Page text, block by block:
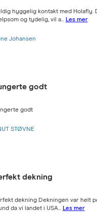
hyggelig kontakt med Holafly.
og tydelig, vil a... Les mer
Johansen
godt
godt
STØVNE
dekning
dekning Dekningen var helt
da vi landet i USA... Les mer